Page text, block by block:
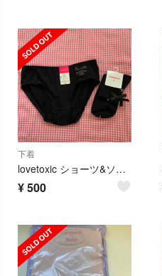
下着
lovetoxic ショーツ&ソックス セット
¥500